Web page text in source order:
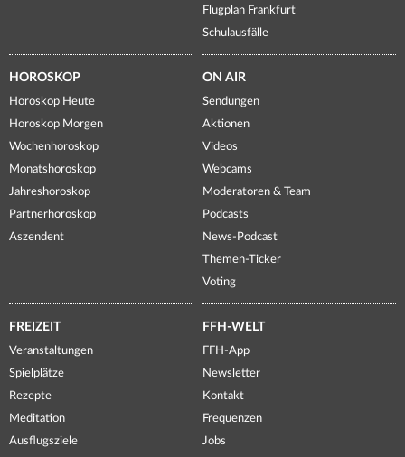
Flugplan Frankfurt
Schulausfälle
HOROSKOP
Horoskop Heute
Horoskop Morgen
Wochenhoroskop
Monatshoroskop
Jahreshoroskop
Partnerhoroskop
Aszendent
ON AIR
Sendungen
Aktionen
Videos
Webcams
Moderatoren & Team
Podcasts
News-Podcast
Themen-Ticker
Voting
FREIZEIT
Veranstaltungen
Spielplätze
Rezepte
Meditation
Ausflugsziele
FFH-WELT
FFH-App
Newsletter
Kontakt
Frequenzen
Jobs